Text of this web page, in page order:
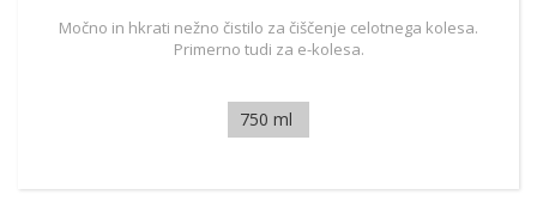
Močno in hkrati nežno čistilo za čiščenje celotnega kolesa.
Primerno tudi za e-kolesa.
750 ml